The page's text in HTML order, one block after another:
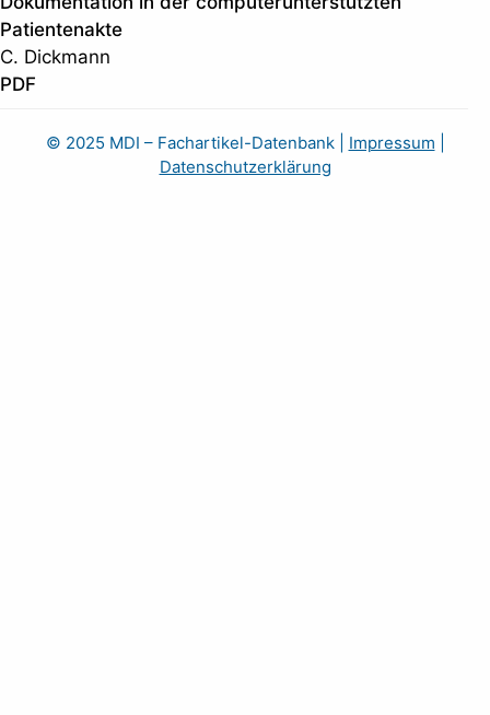
Patientenakte
C. Dickmann
PDF
© 2025 MDI – Fachartikel-Datenbank| Impressum
Datenschutzerklärung